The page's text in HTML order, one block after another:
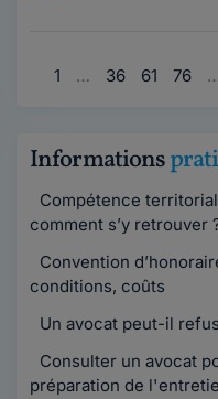
1 … 36 61 76
Informations
Compétence
comment s’y retrouver
Convention
conditions, coûts
Un avocat peut-il
Consulter un avocat
préparation de